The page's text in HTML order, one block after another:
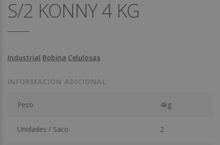
S/2 KONNY 4 KG
Industrial Bobina Celulosas
INFORMACIÓN ADICIONAL
Peso 4kg
Unidades / Saco 2